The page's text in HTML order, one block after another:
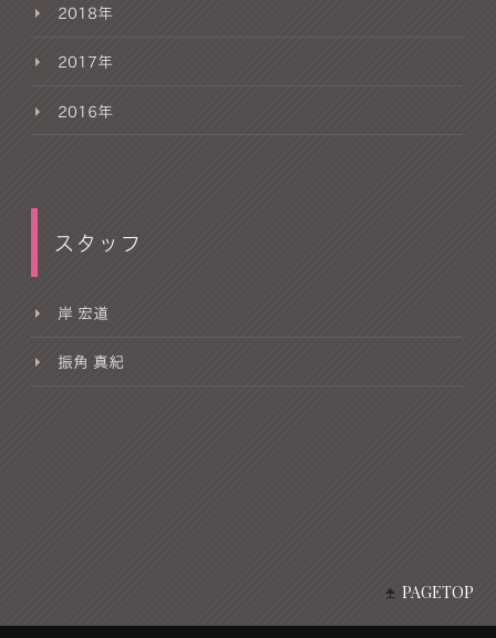
2018年
2017年
2016年
スタッフ
岸 宏道
振角 真紀
PAGETOP